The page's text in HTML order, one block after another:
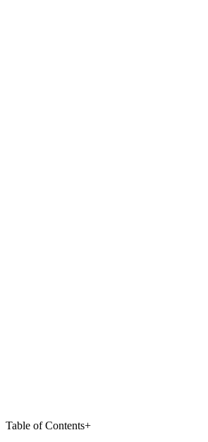
Table of Contents+